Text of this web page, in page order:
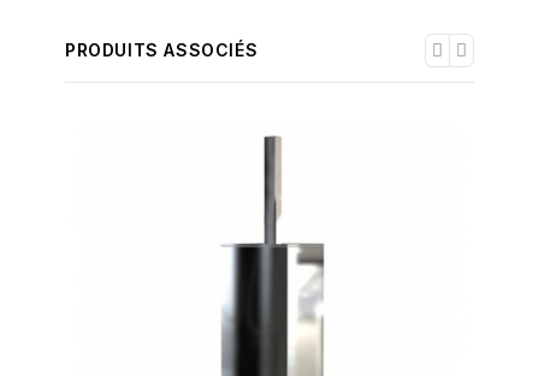
PRODUITS ASSOCIÉS